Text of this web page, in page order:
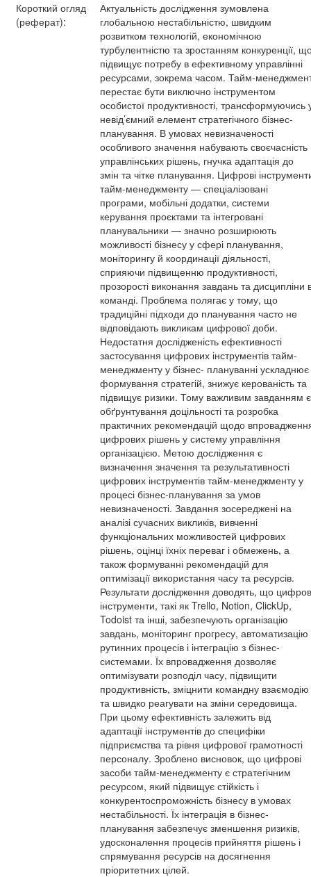
Короткий огляд
(реферат):
Актуальність дослідження зумовлена
глобальною нестабільністю, швидким
розвитком технологій, економічною
турбулентністю та зростанням конкуренції,
підвищує потребу в ефективному управлінні
ресурсами, зокрема часом. Тайм-
перестає бути виключно інструментом
особистої продуктивності, трансформуючись
невід’ємний елемент стратегічного бізнес-
планування. В умовах невизначеності
особливого значення набувають своєчасність
управлінських рішень, гнучка адаптація до
змін та чітке планування. Цифрові
тайм-менеджменту — спеціалізовані
програми, мобільні додатки, системи
керування проєктами та інтегровані
планувальники — значно розширюють
можливості бізнесу у сфері планування,
моніторингу й координації діяльності,
сприяючи підвищенню продуктивності,
прозорості виконання завдань та дисципліни
команді. Проблема полягає у тому, що
традиційні підходи до планування часто не
відповідають викликам цифрової доби.
Недостатня дослідженість ефективності
застосування цифрових інструментів тайм-
менеджменту у бізнес- плануванні ускладнює
формування стратегій, знижує керованість та
підвищує ризики. Тому важливим завданням є
обґрунтування доцільності та розробка
практичних рекомендацій щодо
цифрових рішень у систему управління
організацією. Метою дослідження є
визначення значення та результативності
цифрових інструментів тайм-менеджменту у
процесі бізнес-планування за умов
невизначеності. Завдання зосереджені на
аналізі сучасних викликів, вивченні
функціональних можливостей цифрових
рішень, оцінці їхніх переваг і обмежень, а
також формуванні рекомендацій для
оптимізації використання часу та ресурсів.
Результати дослідження доводять, що
інструменти, такі як Trello, Notion, ClickUp,
Todoist та інші, забезпечують організацію
завдань, моніторинг прогресу, автоматизацію
рутинних процесів і інтеграцію з бізнес-
системами. Їх впровадження дозволяє
оптимізувати розподіл часу, підвищити
продуктивність, зміцнити командну взаємодію
та швидко реагувати на зміни середовища.
При цьому ефективність залежить від
адаптації інструментів до специфіки
підприємства та рівня цифрової грамотності
персоналу. Зроблено висновок, що цифрові
засоби тайм-менеджменту є стратегічним
ресурсом, який підвищує стійкість і
конкурентоспроможність бізнесу в умовах
нестабільності. Їх інтеграція в бізнес-
планування забезпечує зменшення ризиків,
удосконалення процесів прийняття рішень і
спрямування ресурсів на досягнення
пріоритетних цілей.